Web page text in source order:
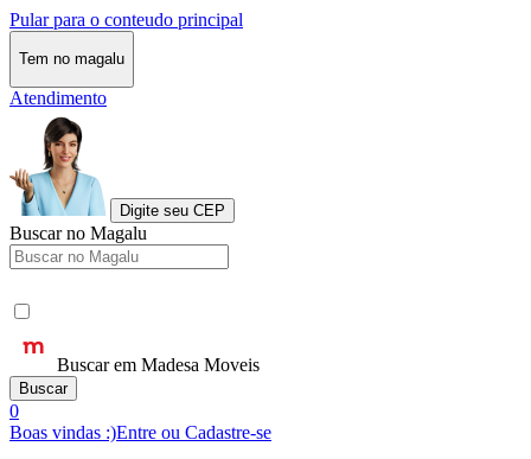
Pular para o conteudo principal
Tem no magalu
Atendimento
Digite seu CEP
Buscar no Magalu
Buscar em Madesa Moveis
Buscar
0
Boas vindas :)Entre ou Cadastre-se